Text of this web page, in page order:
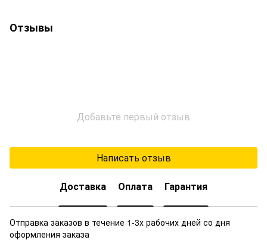
Отзывы
Добавьте первый отзыв
Написать отзыв
Доставка Оплата Гарантия
Отправка заказов в течение 1-3х рабочих дней со дня
оформления заказа